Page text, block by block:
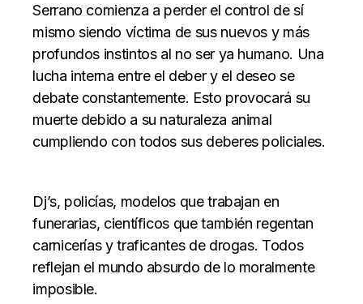
Serrano comienza a perder el control de sí
mismo siendo víctima de sus nuevos y más
profundos instintos al no ser ya humano. Una
lucha interna entre el deber y el deseo se
debate constantemente. Esto provocará su
muerte debido a su naturaleza animal
cumpliendo con todos sus deberes policiales.
Dj’s, policías, modelos que trabajan en
funerarias, científicos que también regentan
carnicerías y traficantes de drogas. Todos
reflejan el mundo absurdo de lo moralmente
imposible.